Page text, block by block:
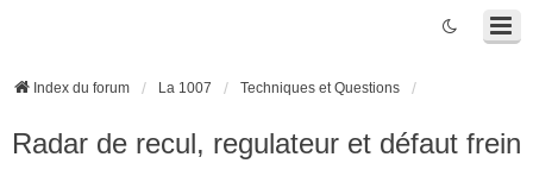
Index du forum La 1007 Techniques et Questions
Radar de recul, regulateur et défaut frein